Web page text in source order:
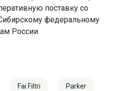
поставку со
федеральному
России.
Fai Filtri Parker